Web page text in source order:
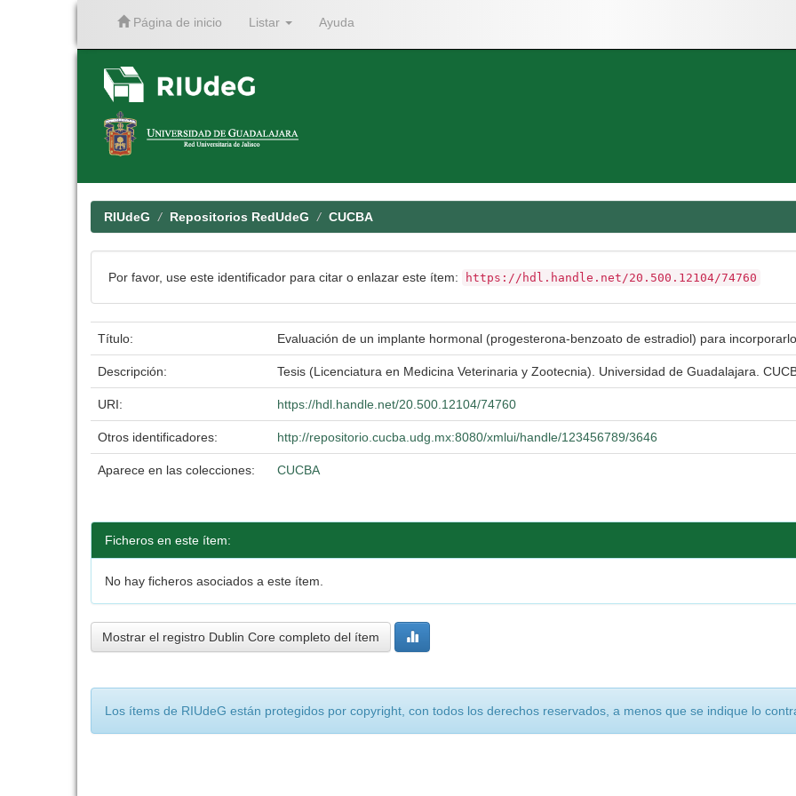
Página de inicio Listar Ayuda
RIUdeG Repositorios RedUdeG CUCBA
Por favor, use este identificador para citar o enlazar este ítem: https://hdl.handle.net/20.500.12104/74760
Título: Evaluación de un implante hormonal (progesterona-benzoato de estradiol) para
Descripción: Tesis (Licenciatura en Medicina Veterinaria y Zootecnia). Universidad de Guadalajara.
URI: https://hdl.handle.net/20.500.12104/74760
Otros identificadores: http://repositorio.cucba.udg.mx:8080/xmlui/handle/123456789/3646
Aparece en las colecciones: CUCBA
Ficheros en este ítem:
No hay ficheros asociados a este ítem.
Mostrar el registro Dublin Core completo del ítem
Los ítems de RIUdeG están protegidos por copyright, con todos los derechos reservados, a menos que se indique lo